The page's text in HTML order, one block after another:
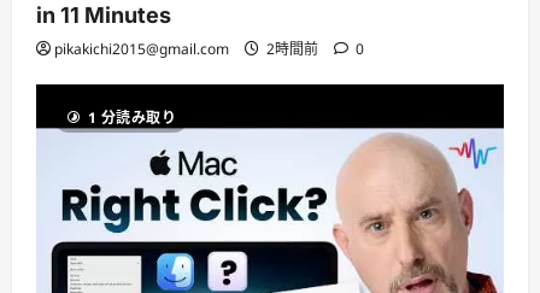
in 11 Minutes
pikakichi2015@gmail.com 2時間前 0
1 分読み取り